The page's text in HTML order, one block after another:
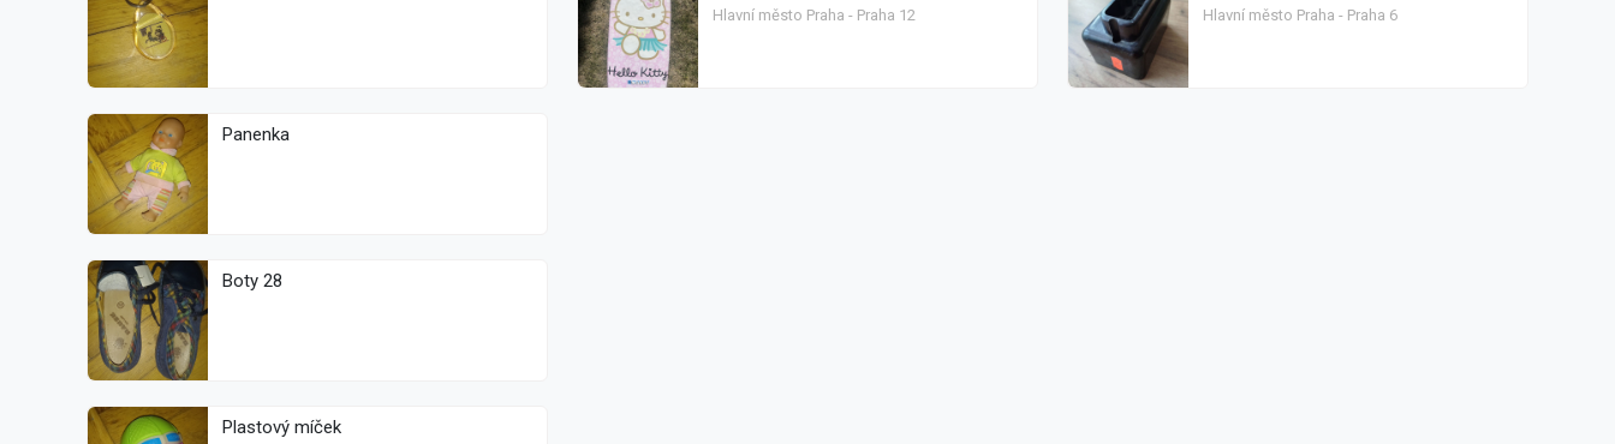
Panenka
Boty 28
Plastový míček
Hlavní město Praha - Praha 12 Hlavní město Praha - Praha 6